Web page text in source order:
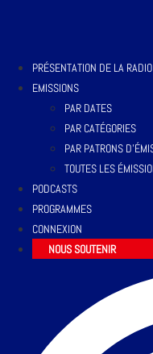
PRÉSENTATION DE LA RADIO
EMISSIONS
PAR DATES
PAR CATÉGORIES
PAR PATRONS
TOUTES LES
PODCASTS
PROGRAMMES
CONNEXION
NOUS SOUTENIR